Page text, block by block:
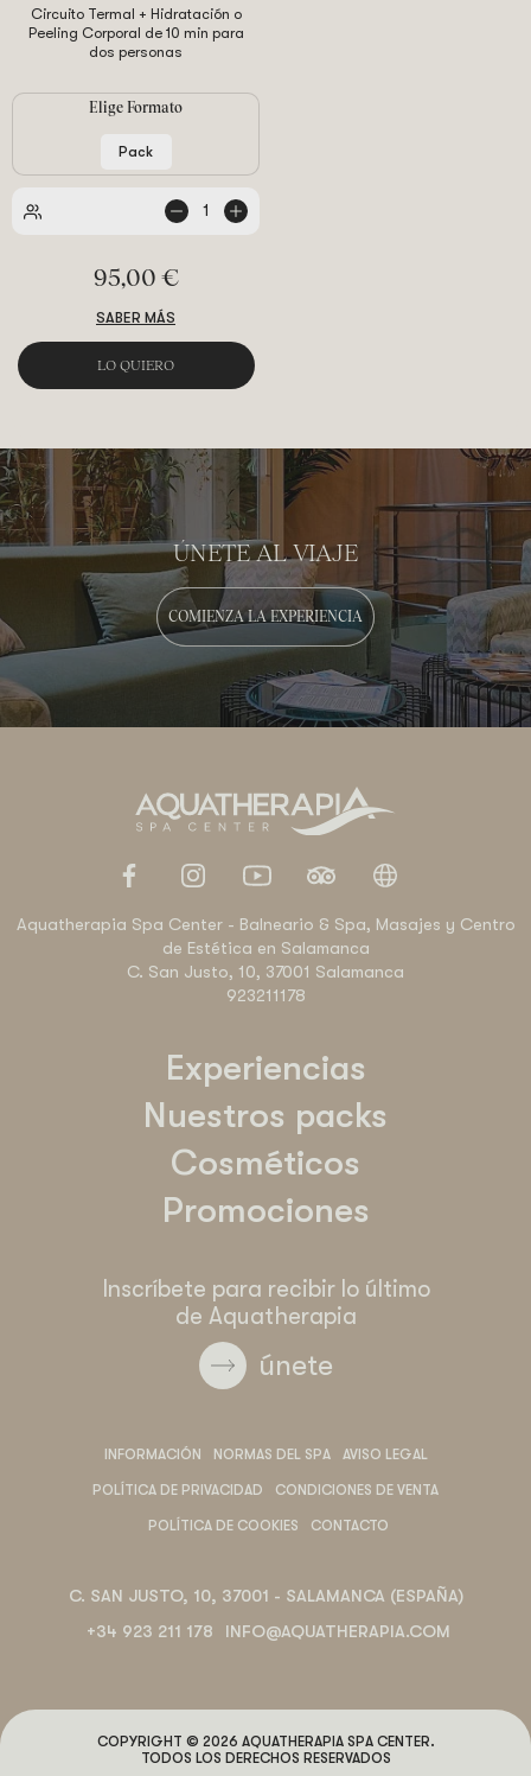
Circuito Termal + Hidratación o
Peeling Corporal de 10 min para
dos personas
Elige Formato
Pack
1
95,00 €
SABER MÁS
LO QUIERO
ÚNETE AL VIAJE
COMIENZA LA EXPERIENCIA
Aquatherapia Spa Center - Balneario & Spa, Masajes y Centro
de Estética en Salamanca
C. San Justo, 10, 37001 Salamanca
923211178
Experiencias
Nuestros packs
Cosméticos
Promociones
Inscríbete para recibir lo último
de Aquatherapia
únete
INFORMACIÓN NORMAS DEL SPA AVISO LEGAL
POLÍTICA DE PRIVACIDAD CONDICIONES DE VENTA
POLÍTICA DE COOKIES CONTACTO
C. SAN JUSTO, 10, 37001 - SALAMANCA (ESPAÑA)
+34 923 211 178
INFO@AQUATHERAPIA.COM
COPYRIGHT © 2026 AQUATHERAPIA SPA CENTER.
TODOS LOS DERECHOS RESERVADOS